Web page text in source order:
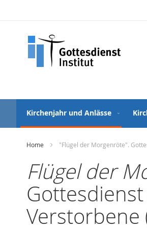
Kirchenjahr und Anlässe
Home "Flügel der Morgenröte".
Flügel der
Verstorbene